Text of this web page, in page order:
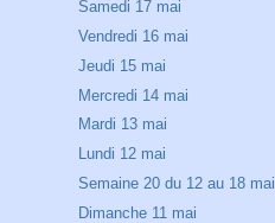
Samedi 17 mai
Vendredi 16 mai
Jeudi 15 mai
Mercredi 14 mai
Mardi 13 mai
Lundi 12 mai
Semaine 20 du 12 au 18 mai
Dimanche 11 mai